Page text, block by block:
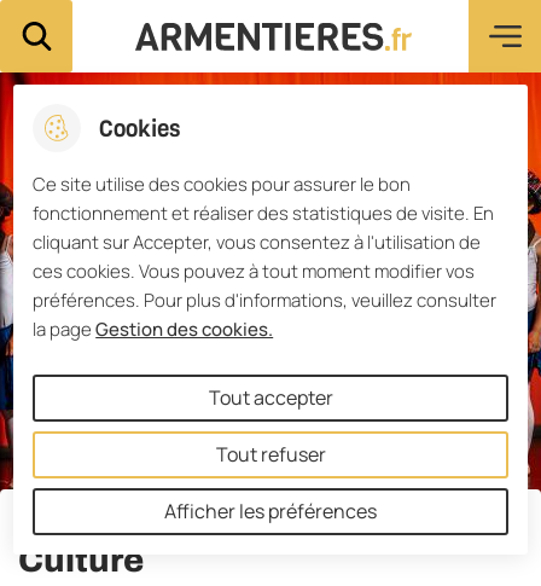
Cookies
Ce site utilise des cookies pour assurer le bon
fonctionnement et réaliser des statistiques de visite. En
cliquant sur Accepter, vous consentez à l'utilisation de
ces cookies. Vous pouvez à tout moment modifier vos
préférences. Pour plus d'informations, veuillez consulter
la pageGestion des cookies.
Afficher les préférences
Tout accepter
Tout refuser
menu
Aller à la
recherche
Aller au
contenu
principal
Consulter
site
Rechercher sur le site
Ville d'Armentières
Culture